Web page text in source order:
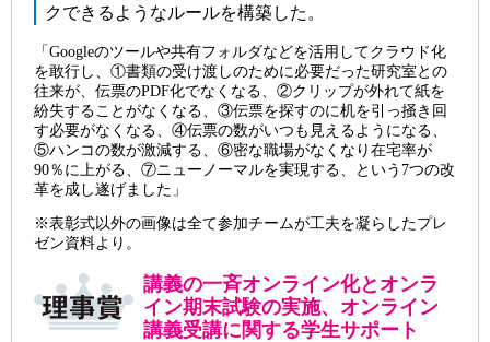
クできるようなルールを構築した。
「Googleのツールや共有フォルダなどを活用してクラウド化
を敢行し、①書類の受け渡しのために必要だった研究室との
往来が、伝票のPDF化でなくなる、②クリップが外れて紙を
紛失することがなくなる、③伝票を探すのに机を引っ掻き回
す必要がなくなる、④伝票の数がいつも見えるようになる、
⑤ハンコの数が激減する、⑥密な職場がなくなり在宅率が
90％に上がる、⑦ニューノーマルを実現する、という7つの改
革を成し遂げました」
※表彰式以外の画像は全て参加チームが工夫を凝らしたプレ
ゼン資料より。
講義の一斉オンライン化とオンラ
イン期末試験の実施、オンライン
講義受講に関する学生サポート